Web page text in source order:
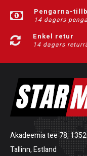
Pengarna-
14 dagars
Enkel retur
14 dagars
Akadeemia tee 78,
Tallinn, Estland